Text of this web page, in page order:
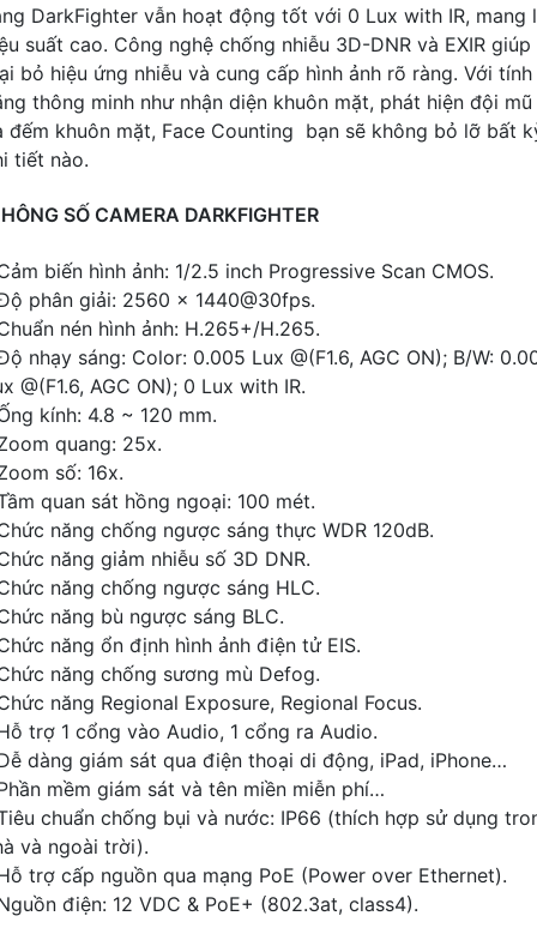
DarkFighter vẫn hoạt động tốt với 0 Lux with IR, mang
suất cao. Công nghệ chống nhiễu 3D-DNR và EXIR giúp
bỏ hiệu ứng nhiễu và cung cấp hình ảnh rõ ràng. Với tính
thông minh như nhận diện khuôn mặt, phát hiện đội mũ
đếm khuôn mặt, Face Counting bạn sẽ không bỏ lỡ bất
tiết nào.
SỐ CAMERA DARKFIGHTER
biến hình ảnh: 1/2.5 inch Progressive Scan CMOS.
phân giải: 2560 × 1440@30fps.
nén hình ảnh: H.265+/H.265.
nhạy sáng: Color: 0.005 Lux @(F1.6, AGC ON); B/W:
@(F1.6, AGC ON); 0 Lux with IR.
kính: 4.8 ~ 120 mm.
quang: 25x.
số: 16x.
quan sát hồng ngoại: 100 mét.
năng chống ngược sáng thực WDR 120dB.
năng giảm nhiễu số 3D DNR.
năng chống ngược sáng HLC.
năng bù ngược sáng BLC.
năng ổn định hình ảnh điện tử EIS.
năng chống sương mù Defog.
năng Regional Exposure, Regional Focus.
trợ 1 cổng vào Audio, 1 cổng ra Audio.
dàng giám sát qua điện thoại di động, iPad, iPhone…
mềm giám sát và tên miền miễn phí…
chuẩn chống bụi và nước: IP66 (thích hợp sử dụng
và ngoài trời).
trợ cấp nguồn qua mạng PoE (Power over Ethernet).
điện: 12 VDC & PoE+ (802.3at, class4).